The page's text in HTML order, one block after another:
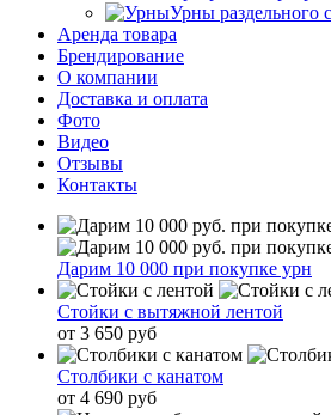
Урны раздельного
Аренда товара
Брендирование
О компании
Доставка и оплата
Фото
Видео
Отзывы
Контакты
Дарим 10 000 при покупке урн
Стойки с вытяжной лентой
от 3 650 руб
Столбики с канатом
от 4 690 руб